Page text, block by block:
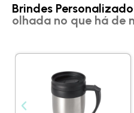
Brindes
olhada no que há de